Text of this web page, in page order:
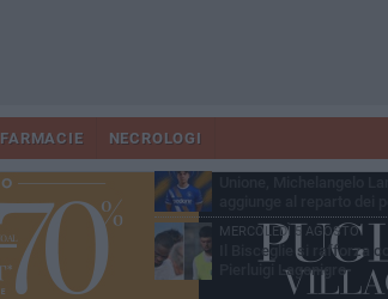
FARMACIE NECROLOGI
Unione, in difesa arriva
SABATO 1 AGOSTO
MERCOLEDÌ 5 AGOSTO
Il Bisceglie si rafforza
Pierluigi Lagonigro